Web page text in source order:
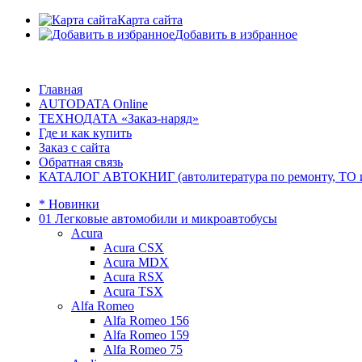
Карта сайта
Добавить в избранное
Главная
AUTODATA Online
ТЕХНОДАТА «Заказ-наряд»
Где и как купить
Заказ с сайта
Обратная связь
КАТАЛОГ АВТОКНИГ (автолитература по ремонту, ТО и
* Новинки
01 Легковые автомобили и микроавтобусы
Acura
Acura CSX
Acura MDX
Acura RSX
Acura TSX
Alfa Romeo
Alfa Romeo 156
Alfa Romeo 159
Alfa Romeo 75